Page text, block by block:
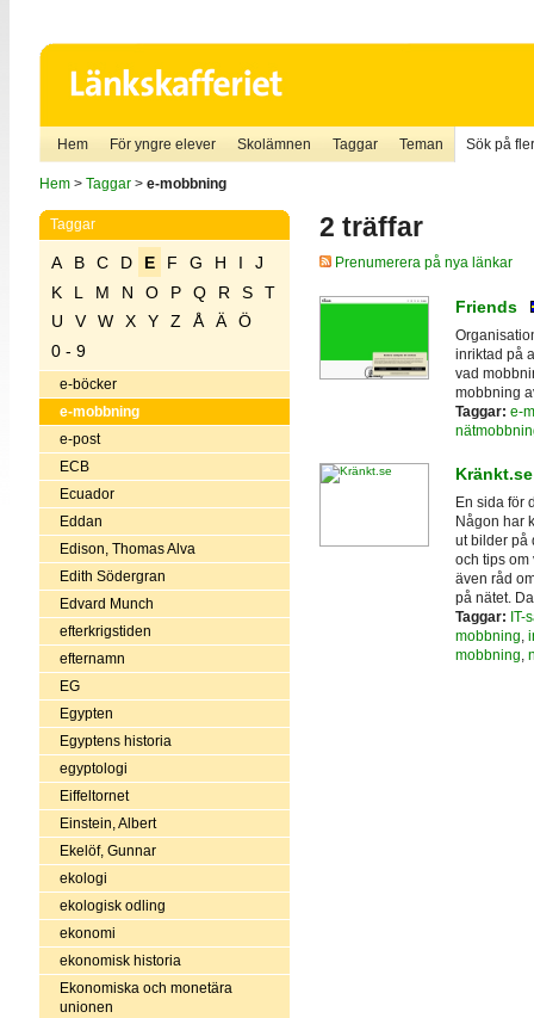
Hem För yngre elever Skolämnen Taggar Teman Sök på
Hem> Taggar> e-mobbning
Taggar
A B C D E F G H I
J
K
L M N O P Q R S
T
U
V W X Y Z Å Ä
Ö
0 - 9
e-böcker
e-mobbning
e-post
ECB
Ecuador
Eddan
Edison, Thomas Alva
Edith Södergran
Edvard Munch
efterkrigstiden
efternamn
EG
Egypten
Egyptens historia
egyptologi
Eiffeltornet
Einstein, Albert
Ekelöf, Gunnar
ekologi
ekologisk odling
ekonomi
ekonomisk historia
Ekonomiska och monetära
unionen
2 träffar
Prenumerera på nya länkar
Friends
inriktad på
vad
mobbning
Taggar: e-
Kränkt.se
En sida för
Någon har
ut bilder på
och tips om
även råd
på nätet.
Taggar: IT-
mobbning,
mobbning,